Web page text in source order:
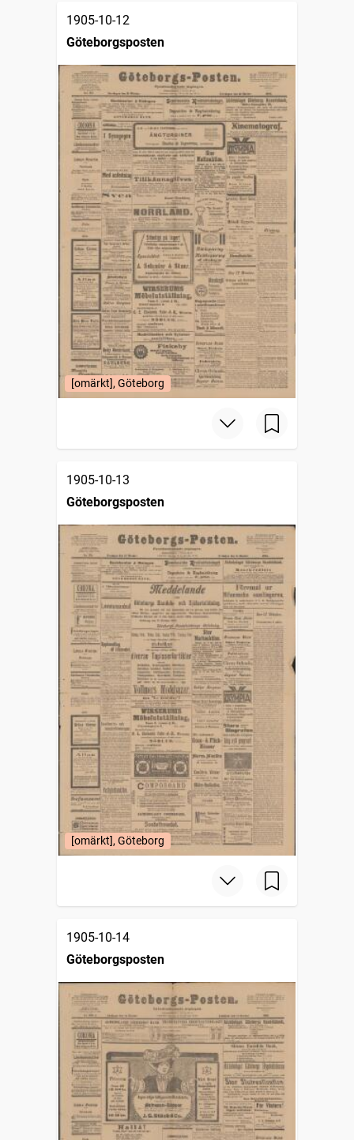
1905-10-12
Göteborgsposten
[omärkt], Göteborg
1905-10-13
Göteborgsposten
[omärkt], Göteborg
1905-10-14
Göteborgsposten